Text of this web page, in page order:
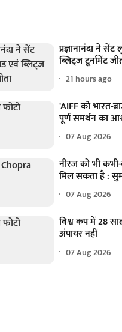
प्रज्ञानानंदा ने
ब्लिट्ज टूर्नामेंट
21 hours ago
'AIFF को भारत-
पूर्ण समर्थन का
07 Aug 2026
नीरज को भी
मिल सकता है :
07 Aug 2026
विश्व कप में 28
अंपायर नहीं
07 Aug 2026